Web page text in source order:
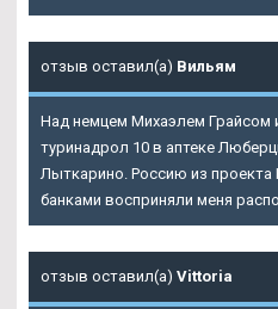
отзыв оставил(а) Вильям
Над немцем Михаэлем Грайсом
туринадрол 10 в аптеке
Лыткарино. Россию из
банками восприняли меня
отзыв оставил(а) Vittoria